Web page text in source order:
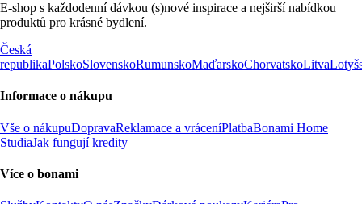
E-shop s každodenní dávkou (s)nové inspirace a nejširší nabídkou
produktů pro krásné bydlení.
Česká
republikaPolskoSlovenskoRumunskoMaďarskoChorvatskoLitva
Informace o nákupu
Vše o nákupuDopravaReklamace a vráceníPlatbaBonami Home
StudiaJak fungují kredity
Více o bonami